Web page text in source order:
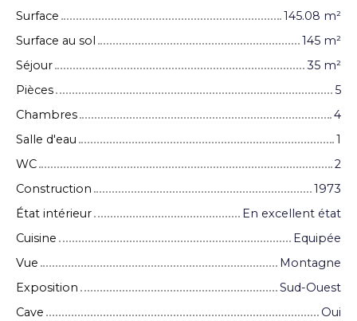
Surface
145.08 m²
Surface au sol
145 m²
Séjour
35 m²
Pièces
5
Chambres
4
Salle d'eau
1
WC
2
Construction
1973
État intérieur
En excellent état
Cuisine
Equipée
Vue
Montagne
Exposition
Sud-Ouest
Cave
Oui